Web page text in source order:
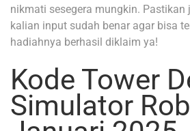
nikmati sesegera mungkin. Pastikan
kalian input sudah benar agar bisa
hadiahnya berhasil diklaim ya!
Kode Tower
Simulator